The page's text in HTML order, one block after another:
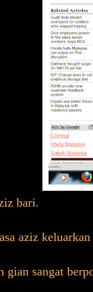
bari.
aziz
gian sangat